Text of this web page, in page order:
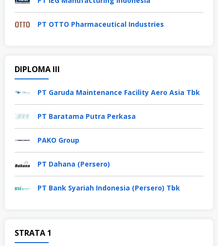
PT OTTO Pharmaceutical Industries
DIPLOMA III
PT Garuda Maintenance Facility Aero Asia Tbk
PT Baratama Putra Perkasa
PAKO Group
PT Dahana (Persero)
PT Bank Syariah Indonesia (Persero) Tbk
STRATA 1